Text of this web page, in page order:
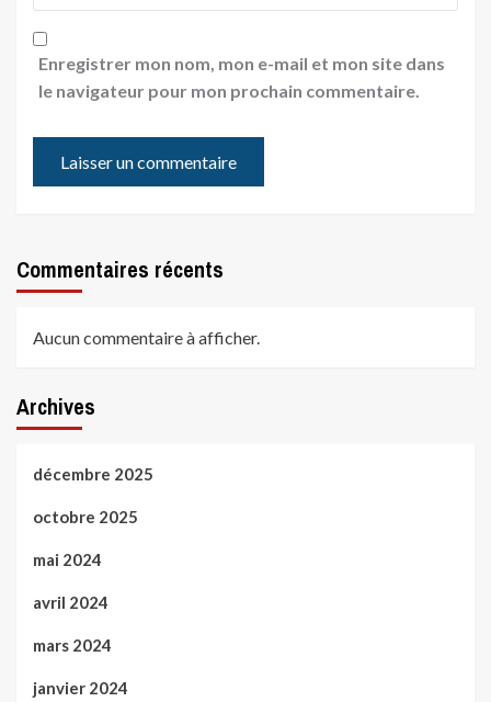
Enregistrer mon nom, mon e-mail et mon site dans
le navigateur pour mon prochain commentaire.
Commentaires récents
Aucun commentaire à afficher.
Archives
décembre 2025
octobre 2025
mai 2024
avril 2024
mars 2024
janvier 2024